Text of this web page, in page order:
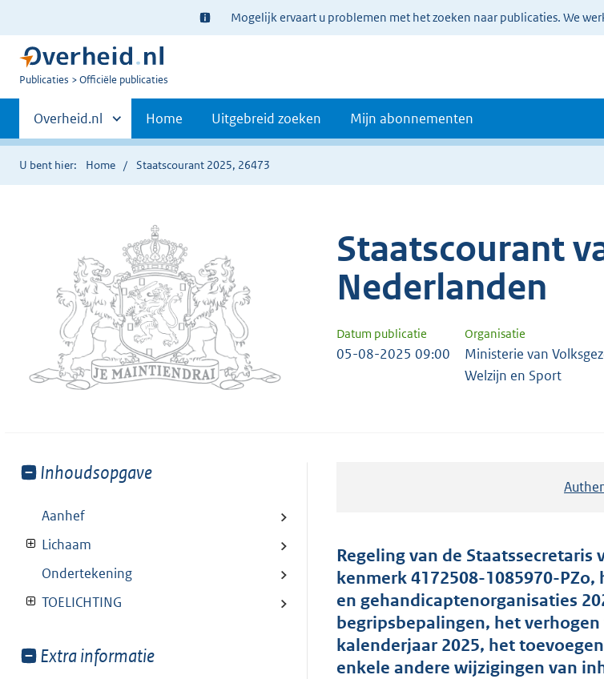
Ter
informatie:
Mogelijk ervaart u problemen met het zoeken naar publicaties. We
U
Publicaties Officiële publicaties
Primaire
navigatie
Andere
sites
binnen
Overheid.nl Home Uitgebreid zoeken Mijn abonnementen
U bent hier: Home Staatscourant 2025, 26473
Staatscourant
Nederlanden
Datum publicatie Organisatie
05-08-2025 09:00
Ministerie van
Welzijn en Sport
Toon
van:
Inhoudsopgave
Aanhef
Lichaam
Ondertekening
TOELICHTING
Toon
Extra informatie
Regeling van de
kenmerk 4172508-1085970-
en gehandicaptenorganisaties
begripsbepalingen, het
kalenderjaar 2025, het
enkele andere wijzigingen van